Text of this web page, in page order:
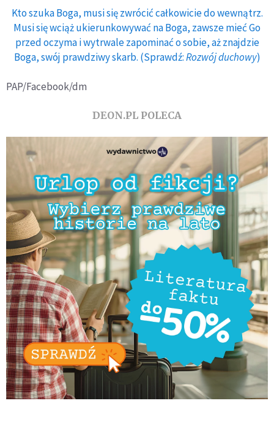
Kto szuka Boga, musi się zwrócić całkowicie do wewnątrz.
Musi się wciąż ukierunkowywać na Boga, zawsze mieć Go
przed oczyma i wytrwale zapominać o sobie, aż znajdzie
Boga, swój prawdziwy skarb. (Sprawdź:Rozwój duchowy)
PAP/Facebook/dm
DEON.PL POLECA